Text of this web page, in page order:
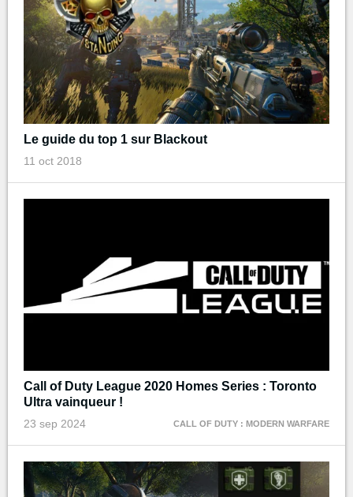
Le guide du top 1 sur Blackout
11 oct 2018
Call of Duty League 2020 Homes Series : Toronto
Ultra vainqueur !
23 sep 2024 CALL OF DUTY : MODERN WARFARE